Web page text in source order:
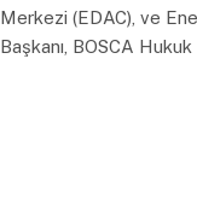
Merkezi (EDAC), ve
Başkanı, BOSCA